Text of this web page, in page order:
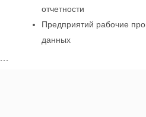
отчетности
Предприятий рабочие
данных
```